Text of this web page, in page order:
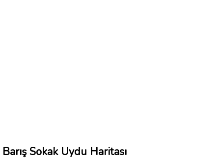
Barış Sokak Uydu Haritası